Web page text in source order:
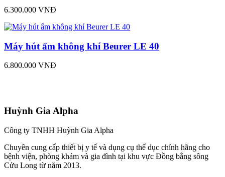
6.300.000 VNĐ
Máy hút ẩm không khí Beurer LE 40
6.800.000 VNĐ
Huỳnh Gia Alpha
Công ty TNHH Huỳnh Gia Alpha
Chuyên cung cấp thiết bị y tế và dụng cụ thể dục chính hãng cho
bệnh viện, phòng khám và gia đình tại khu vực Đồng bằng sông
Cửu Long từ năm 2013.